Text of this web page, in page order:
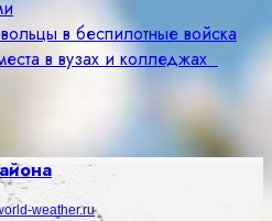
в беспилотные войска
в вузах и колледжах
weather.ru